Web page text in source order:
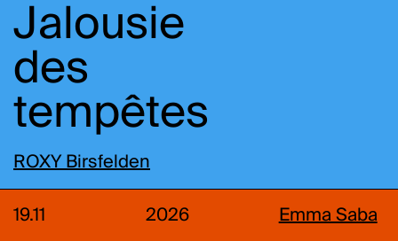
Jalousie
des
tempêtes
ROXY Birsfelden
19.11 2026 Emma Saba